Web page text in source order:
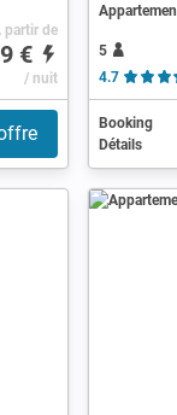
partir de
€
/ nuit
5
4.7
Booking
Détails